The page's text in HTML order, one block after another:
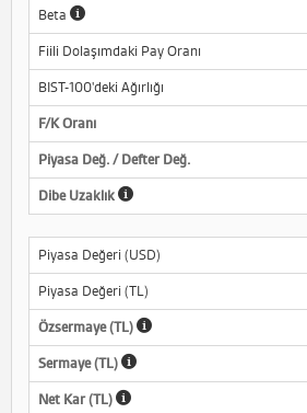
Beta
Fiili Dolaşımdaki Pay Oranı
BIST-100'deki Ağırlığı
F/K Oranı
Piyasa Değ. / Defter Değ.
Dibe Uzaklık
Piyasa Değeri (USD)
Piyasa Değeri (TL)
Özsermaye (TL)
Sermaye (TL)
Net Kar (TL)